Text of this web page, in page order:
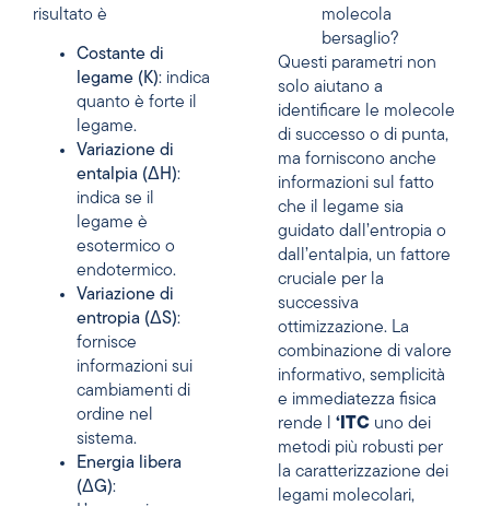
risultato è
Costante di
legame (K): indica
quanto è forte il
legame.
Variazione di
entalpia (ΔH):
indica se il
legame è
esotermico o
endotermico.
Variazione di
entropia (ΔS):
fornisce
informazioni sui
cambiamenti di
ordine nel
sistema.
Energia libera
(ΔG):
molecola
bersaglio?
Questi parametri non
solo aiutano a
identificare le molecole
di successo o di punta,
ma forniscono anche
informazioni sul fatto
che il legame sia
guidato dall’entropia o
dall’entalpia, un fattore
cruciale per la
successiva
ottimizzazione. La
combinazione di valore
informativo, semplicità
e immediatezza fisica
rende l ‘ITC uno dei
metodi più robusti per
la caratterizzazione dei
legami molecolari,